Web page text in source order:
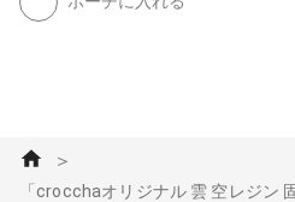
＞
「crocchaオリジナル 雲 空レジン